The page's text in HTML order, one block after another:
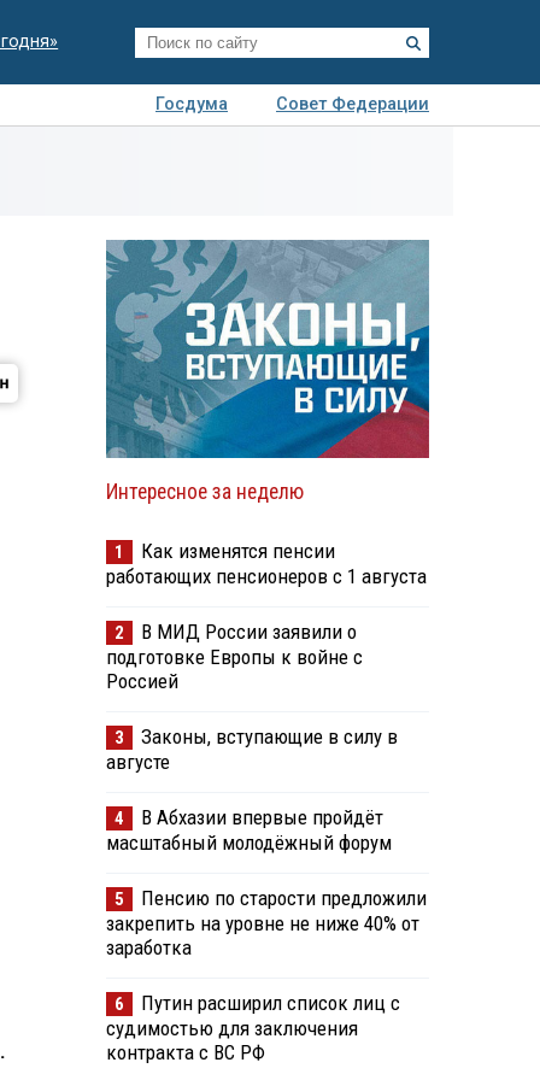
Госдума
Совет Федерации
Интересное за неделю
1
Как изменятся пенсии
работающих пенсионеров с 1 августа
2
В МИД России заявили о
подготовке Европы к войне с
Россией
3
Законы, вступающие в силу в
августе
4
В Абхазии впервые пройдёт
масштабный молодёжный форум
5
Пенсию по старости предложили
закрепить на уровне не ниже 40% от
заработка
6
Путин расширил список лиц с
судимостью для заключения
контракта с ВС РФ